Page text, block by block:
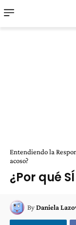
Entendiendo la
acoso?
¿Por qué
ByDaniela